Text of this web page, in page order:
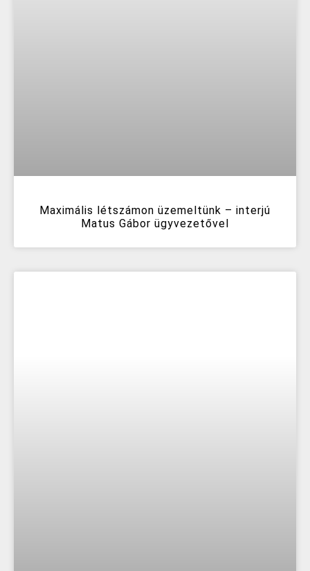
Maximális létszámon üzemeltünk – interjú
Matus Gábor ügyvezetővel